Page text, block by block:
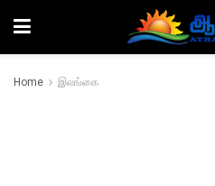
Home இலங்கை